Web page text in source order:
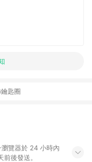
匙圈
覽器於 24 小時內
後發送。